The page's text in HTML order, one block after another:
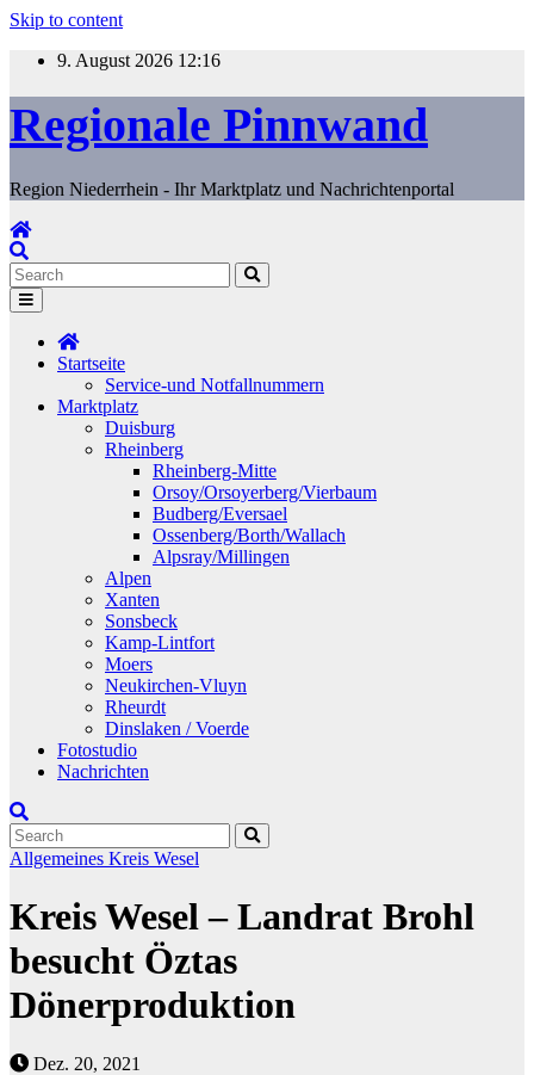
Skip to content
9. August 2026 12:16
Regionale Pinnwand
Region Niederrhein - Ihr Marktplatz und Nachrichtenportal
Startseite
Service-und Notfallnummern
Marktplatz
Duisburg
Rheinberg
Rheinberg-Mitte
Orsoy/Orsoyerberg/Vierbaum
Budberg/Eversael
Ossenberg/Borth/Wallach
Alpsray/Millingen
Alpen
Xanten
Sonsbeck
Kamp-Lintfort
Moers
Neukirchen-Vluyn
Rheurdt
Dinslaken / Voerde
Fotostudio
Nachrichten
Allgemeines Kreis Wesel
Kreis Wesel – Landrat Brohl
besucht Öztas
Dönerproduktion
Dez. 20, 2021